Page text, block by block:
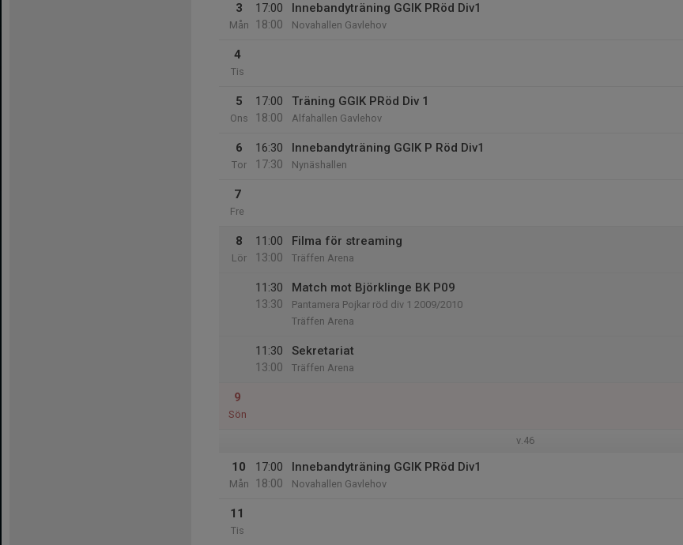
3
Mån
17:00
18:00
Innebandyträning GGIK PRöd Div1
Novahallen Gavlehov
4
Tis
5
Ons
17:00
18:00
Träning GGIK PRöd Div 1
Alfahallen Gavlehov
6
Tor
16:30
17:30
Innebandyträning GGIK P Röd Div1
Nynäshallen
7
Fre
8
Lör
11:00
13:00
Filma för streaming
Träffen Arena
11:30
13:30
Match mot Björklinge BK P09
Pantamera Pojkar röd div 1 2009/2010
Träffen Arena
11:30
13:00
Sekretariat
Träffen Arena
9
Sön
v.46
10
Mån
17:00
18:00
Innebandyträning GGIK PRöd Div1
Novahallen Gavlehov
11
Tis